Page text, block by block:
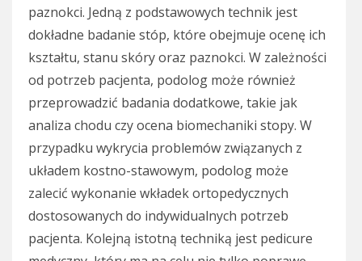
paznokci. Jedną z podstawowych technik jest
dokładne badanie stóp, które obejmuje ocenę ich
kształtu, stanu skóry oraz paznokci. W zależności
od potrzeb pacjenta, podolog może również
przeprowadzić badania dodatkowe, takie jak
analiza chodu czy ocena biomechaniki stopy. W
przypadku wykrycia problemów związanych z
układem kostno-stawowym, podolog może
zalecić wykonanie wkładek ortopedycznych
dostosowanych do indywidualnych potrzeb
pacjenta. Kolejną istotną techniką jest pedicure